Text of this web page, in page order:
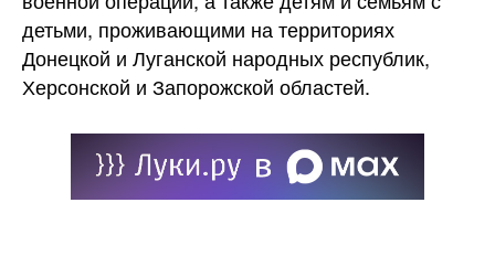
детьми, проживающими на территориях
Донецкой и Луганской народных республик,
Херсонской и Запорожской областей.